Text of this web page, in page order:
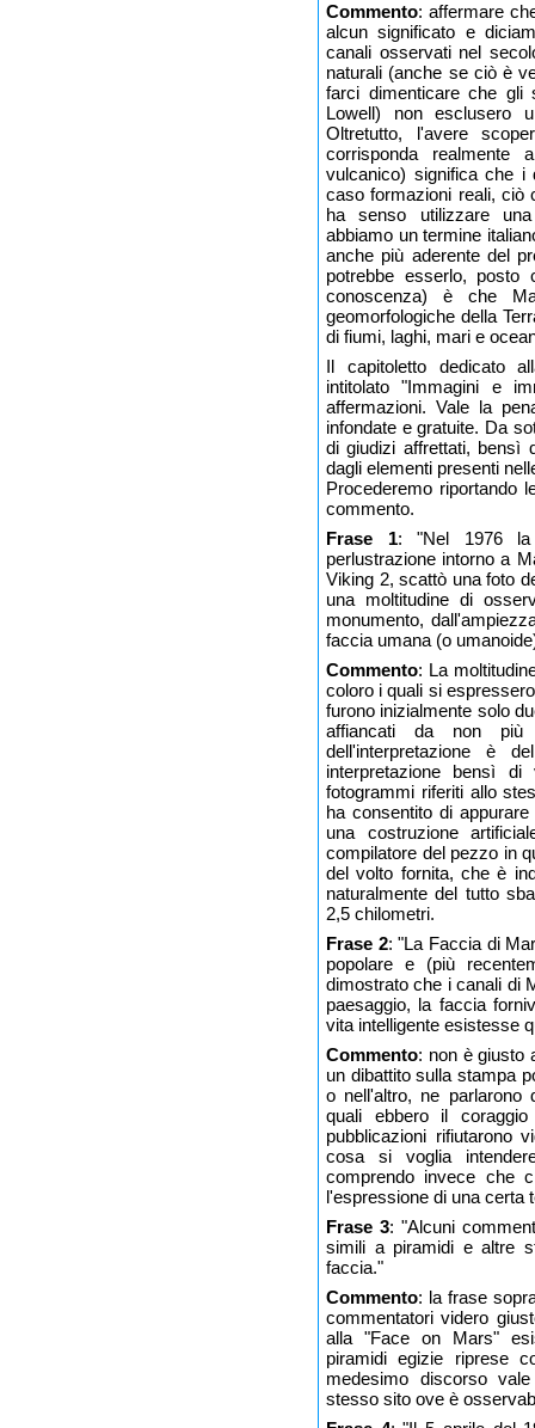
Commento: affermare
alcun significato e
canali osservati nel
naturali (anche se ciò è
farci dimenticare che gli
Lowell) non esclusero
Oltretutto, l'avere
corrisponda
vulcanico) significa che i
caso formazioni reali, ciò
ha senso utilizzare
abbiamo un termine
anche più aderente del
potrebbe esserlo,
conoscenza) è che
geomorfologiche della
di fiumi, laghi, mari e
Il capitoletto dedicato
intitolato "Immagini e
affermazioni. Vale la
infondate e gratuite. Da
di giudizi affrettati, bensì
dagli elementi presenti
Procederemo riportando
commento.
Frase 1: "Nel 1976
perlustrazione intorno a
Viking 2, scattò una foto
una moltitudine di
monumento,
faccia umana (o
Commento: La
coloro i quali si
furono inizialmente solo
affiancati da non
dell'interpretazione è
interpretazione bensì di
fotogrammi riferiti allo
ha consentito di
una costruzione
compilatore del pezzo in
del volto fornita, che è
naturalmente del tutto
2,5 chilometri.
Frase 2: "La Faccia di
popolare e (più
dimostrato che i canali di
paesaggio, la faccia
vita intelligente esistesse
Commento: non è giusto
un dibattito sulla stampa
o nell'altro, ne parlarono
quali ebbero il
pubblicazioni rifiutarono
cosa si voglia
comprendo invece che
l'espressione di una certa
Frase 3: "Alcuni
simili a piramidi e altre
faccia."
Commento: la frase
commentatori videro
alla "Face on Mars"
piramidi egizie riprese
medesimo discorso
stesso sito ove è